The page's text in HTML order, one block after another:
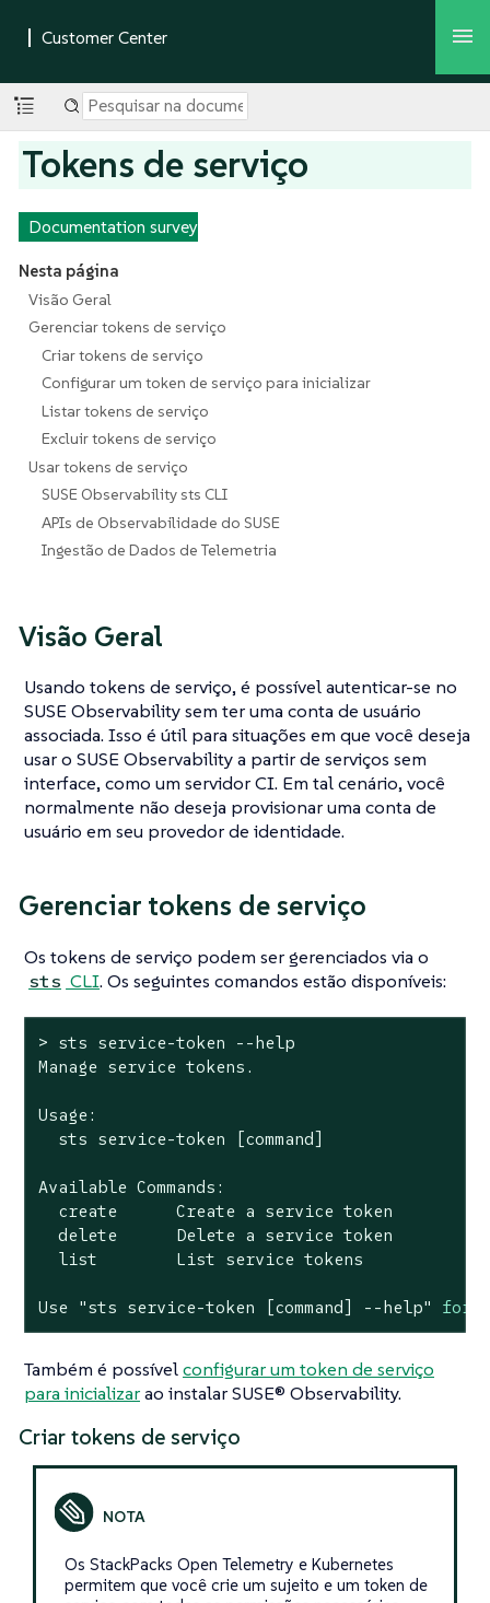
Tokens de serviço
Documentation survey
Nesta página
Visão Geral
Gerenciar tokens de serviço
Criar tokens de serviço
Configurar um token de serviço para inicializar
Listar tokens de serviço
Excluir tokens de serviço
Usar tokens de serviço
SUSE Observability sts CLI
APIs de Observabilidade do SUSE
Ingestão de Dados de Telemetria
Visão Geral
Usando tokens de serviço, é possível autenticar-se no
SUSE Observability sem ter uma conta de usuário
associada. Isso é útil para situações em que você deseja
usar o SUSE Observability a partir de serviços sem
interface, como um servidor CI. Em tal cenário, você
normalmente não deseja provisionar uma conta de
usuário em seu provedor de identidade.
Gerenciar tokens de serviço
Os tokens de serviço podem ser gerenciados via o
sts CLI. Os seguintes comandos estão disponíveis:
> sts service-token --help
Manage service tokens.
Usage:
  sts service-token [
command]
Available Commands:
  create      Create a service token
  delete      Delete a service token
  list        List service tokens
Use "sts service-token [command] --help" for
Também é possívelconfigurar um token de serviço
para inicializarao instalar SUSE® Observability.
Criar tokens de serviço
Os StackPacks Open Telemetry e Kubernetes
permitem que você crie um sujeito e um token de